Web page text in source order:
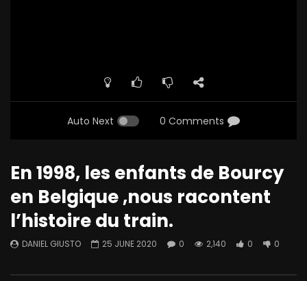
Auto Next 0 Comments
En 1998, les enfants de Bourcy
en Belgique ,nous racontent
l’histoire du train.
DANIEL GIUSTO 25 JUNE 2020 0 2,140 0 0